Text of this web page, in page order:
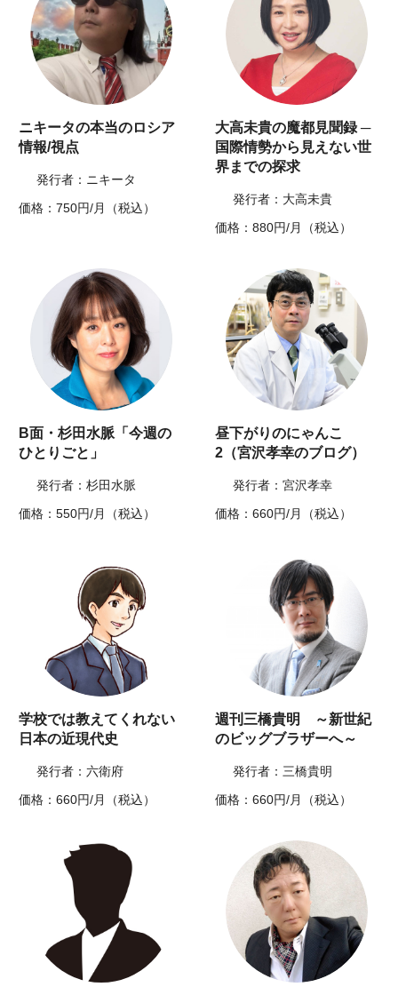
ニキータの本当のロシア
情報/視点
発行者：ニキータ
価格：750円/月（税込）
大高未貴の魔都見聞録 ─
国際情勢から見えない世
界までの探求
発行者：大高未貴
価格：880円/月（税込）
B面・杉田水脈「今週の
ひとりごと」
発行者：杉田水脈
価格：550円/月（税込）
昼下がりのにゃんこ
2（宮沢孝幸のブログ）
発行者：宮沢孝幸
価格：660円/月（税込）
学校では教えてくれない
日本の近現代史
発行者：六衛府
価格：660円/月（税込）
週刊三橋貴明 ～新世紀
のビッグブラザーへ～
発行者：三橋貴明
価格：660円/月（税込）